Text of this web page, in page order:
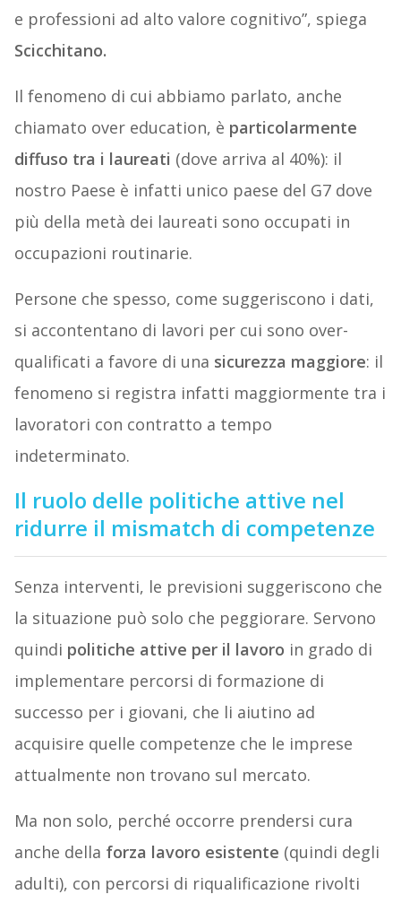
e professioni ad alto valore cognitivo”, spiega
Scicchitano.
Il fenomeno di cui abbiamo parlato, anche
chiamato over education, è particolarmente
diffuso tra i laureati (dove arriva al 40%): il
nostro Paese è infatti unico paese del G7 dove
più della metà dei laureati sono occupati in
occupazioni routinarie.
Persone che spesso, come suggeriscono i dati,
si accontentano di lavori per cui sono over-
qualificati a favore di una sicurezza maggiore: il
fenomeno si registra infatti maggiormente tra i
lavoratori con contratto a tempo
indeterminato.
Il ruolo delle politiche attive nel
ridurre il mismatch di competenze
Senza interventi, le previsioni suggeriscono che
la situazione può solo che peggiorare. Servono
quindi politiche attive per il lavoro in grado di
implementare percorsi di formazione di
successo per i giovani, che li aiutino ad
acquisire quelle competenze che le imprese
attualmente non trovano sul mercato.
Ma non solo, perché occorre prendersi cura
anche della forza lavoro esistente (quindi degli
adulti), con percorsi di riqualificazione rivolti